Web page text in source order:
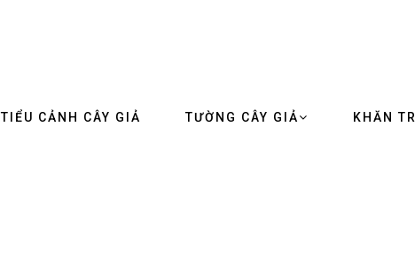
TIỂU CẢNH CÂY GIẢ TƯỜNG CÂY GIẢ KHĂN